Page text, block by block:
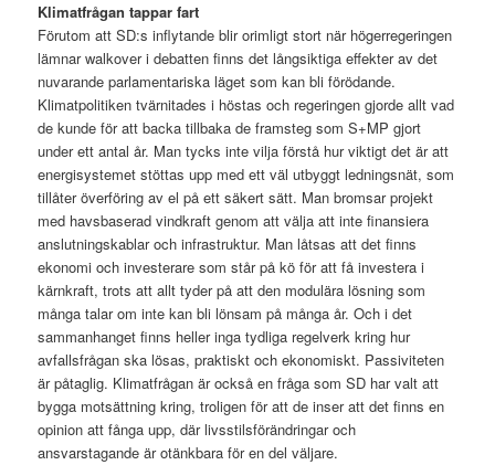
Klimatfrågan tappar fart
Förutom att SD:s inflytande blir orimligt stort när högerregeringen
lämnar walkover i debatten finns det långsiktiga effekter av det
nuvarande parlamentariska läget som kan bli förödande.
Klimatpolitiken tvärnitades i höstas och regeringen gjorde allt vad
de kunde för att backa tillbaka de framsteg som S+MP gjort
under ett antal år. Man tycks inte vilja förstå hur viktigt det är att
energisystemet stöttas upp med ett väl utbyggt ledningsnät, som
tillåter överföring av el på ett säkert sätt. Man bromsar projekt
med havsbaserad vindkraft genom att välja att inte finansiera
anslutningskablar och infrastruktur. Man låtsas att det finns
ekonomi och investerare som står på kö för att få investera i
kärnkraft, trots att allt tyder på att den modulära lösning som
många talar om inte kan bli lönsam på många år. Och i det
sammanhanget finns heller inga tydliga regelverk kring hur
avfallsfrågan ska lösas, praktiskt och ekonomiskt. Passiviteten
är påtaglig. Klimatfrågan är också en fråga som SD har valt att
bygga motsättning kring, troligen för att de inser att det finns en
opinion att fånga upp, där livsstilsförändringar och
ansvarstagande är otänkbara för en del väljare.